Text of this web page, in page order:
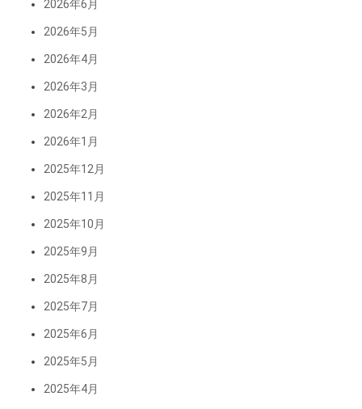
2026年6月
2026年5月
2026年4月
2026年3月
2026年2月
2026年1月
2025年12月
2025年11月
2025年10月
2025年9月
2025年8月
2025年7月
2025年6月
2025年5月
2025年4月